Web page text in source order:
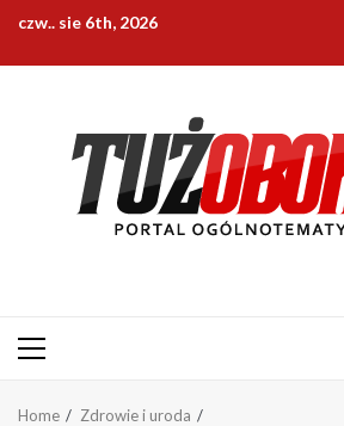
content
czw.. sie 6th, 2026
Primary
Home
Zdrowie i uroda